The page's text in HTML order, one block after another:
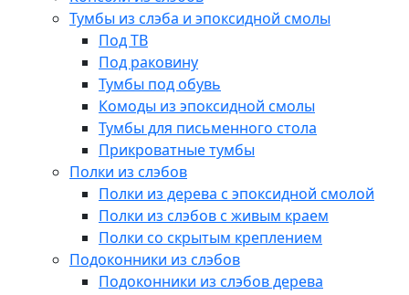
Тумбы из слэба и эпоксидной смолы
Под ТВ
Под раковину
Тумбы под обувь
Комоды из эпоксидной смолы
Тумбы для письменного стола
Прикроватные тумбы
Полки из слэбов
Полки из дерева с эпоксидной смолой
Полки из слэбов с живым краем
Полки со скрытым креплением
Подоконники из слэбов
Подоконники из слэбов дерева